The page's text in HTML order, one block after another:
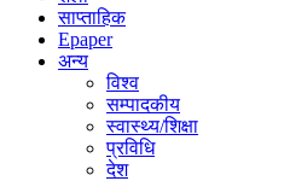
साप्ताहिक
Epaper
अन्य
विश्व
सम्पादकीय
स्वास्थ्य/शिक्षा
प्रविधि
देश